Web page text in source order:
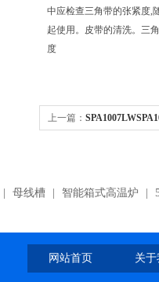
中应检查三角带的张紧度,
起使用。皮带的清洗。三
度
上一篇：
母线槽 智能箱式高温炉
网站首页 关